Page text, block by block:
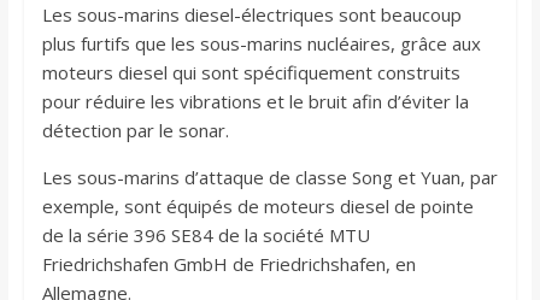
Les sous-marins diesel-électriques sont beaucoup
plus furtifs que les sous-marins nucléaires, grâce aux
moteurs diesel qui sont spécifiquement construits
pour réduire les vibrations et le bruit afin d’éviter la
détection par le sonar.
Les sous-marins d’attaque de classe Song et Yuan, par
exemple, sont équipés de moteurs diesel de pointe
de la série 396 SE84 de la société MTU
Friedrichshafen GmbH de Friedrichshafen, en
Allemagne.